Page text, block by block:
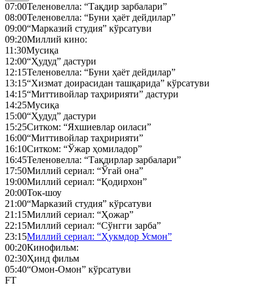
07:00Теленовелла: “Тақдир зарбалари”
08:00Теленовелла: “Буни ҳаёт дейдилар”
09:00“Марказий студия” кўрсатуви
09:20Миллий кино:
11:30Мусиқа
12:00“Ҳудуд” дастури
12:15Теленовелла: “Буни ҳаёт дейдилар”
13:15“Хизмат доирасидан ташқарида” кўрсатуви
14:15“Миттивойлар таҳририяти” дастури
14:25Мусиқа
15:00“Ҳудуд” дастури
15:25Ситком: “Яхшиевлар оиласи”
16:00“Миттивойлар таҳририяти”
16:10Ситком: “Ўжар ҳомиладор”
16:45Теленовелла: “Тақдирлар зарбалари”
17:50Миллий сериал: “Ўгай она”
19:00Миллий сериал: “Қодирхон”
20:00Ток-шоу
21:00“Марказий студия” кўрсатуви
21:15Миллий сериал: “Ҳожар”
22:15Миллий сериал: “Сўнгги зарба”
23:15Миллий сериал: “Ҳукмдор Усмон”
00:20Кинофильм:
02:30Ҳинд фильм
05:40“Омон-Омон” кўрсатуви
FT